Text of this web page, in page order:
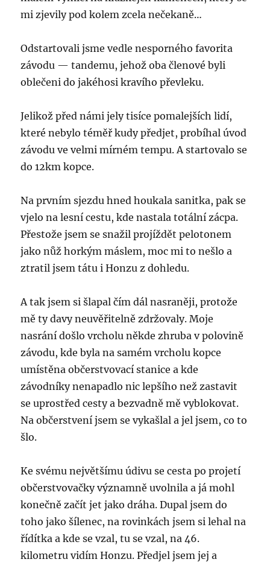
mi zjevily pod kolem zcela nečekaně…
Odstartovali jsme vedle nesporného favorita
závodu — tandemu, jehož oba členové byli
oblečeni do jakéhosi kravího převleku.
Jelikož před námi jely tisíce pomalejších lidí,
které nebylo téměř kudy předjet, probíhal úvod
závodu ve velmi mírném tempu. A startovalo se
do 12km kopce.
Na prvním sjezdu hned houkala sanitka, pak se
vjelo na lesní cestu, kde nastala totální zácpa.
Přestože jsem se snažil projíždět pelotonem
jako nůž horkým máslem, moc mi to nešlo a
ztratil jsem tátu i Honzu z dohledu.
A tak jsem si šlapal čím dál nasraněji, protože
mě ty davy neuvěřitelně zdržovaly. Moje
nasrání došlo vrcholu někde zhruba v polovině
závodu, kde byla na samém vrcholu kopce
umístěna občerstvovací stanice a kde
závodníky nenapadlo nic lepšího než zastavit
se uprostřed cesty a bezvadně mě vyblokovat.
Na občerstvení jsem se vykašlal a jel jsem, co to
šlo.
Ke svému největšímu údivu se cesta po projetí
občerstvovačky významně uvolnila a já mohl
konečně začít jet jako dráha. Dupal jsem do
toho jako šílenec, na rovinkách jsem si lehal na
řídítka a kde se vzal, tu se vzal, na 46.
kilometru vidím Honzu. Předjel jsem jej a